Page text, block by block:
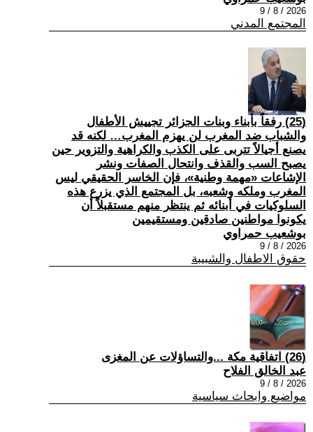
2026 / 8 / 9
المجتمع المدني
(25) رفقاً بأبناء وبنات الجزائر تجييش الأطفال
والشباب ضد المغرب لن يهزم المغرب… لكنه قد
يصنع أجيالاً تتربى على الكذب والكراهية والتزوير حين
يصبح السب والقذف وانتحال الصفات ونشر
الإشاعات «مهمة وطنية»، فإن الخاسر الحقيقي ليس
المغرب وملكه وشعبه، بل المجتمع الذي يزرع هذه
السلوكيات في أبنائه ثم ينتظر منهم مستقبلاً أن
يكونوا مواطنين صادقين ومستقيمين
بوشعيب حمراوي
2026 / 8 / 9
حقوق الاطفال والشبيبة
(26) اتفاقية مكة ...والتساؤلات عن المغزى
عبد الخالق الفلاح
2026 / 8 / 9
مواضيع وابحاث سياسية